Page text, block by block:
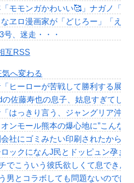
モモンガかわいい🥰」ナガノ「
なヱロ漫画家が「どじろー」「え
号、迷走・・・
互RSS
へ変わる
「ヒーローが苦戦して勝利する展
の佐藤寿也の息子、姑息すぎてし
「はっきり言う、ジャングリア沖
オンモール熊本の爆心地に”こんな
会社にゴミみたい印刷されたから
ロックになんJ民とドッピュン孕ま
でこういう彼氏欲しくて息できん
男とコラボしても問題ないのでは